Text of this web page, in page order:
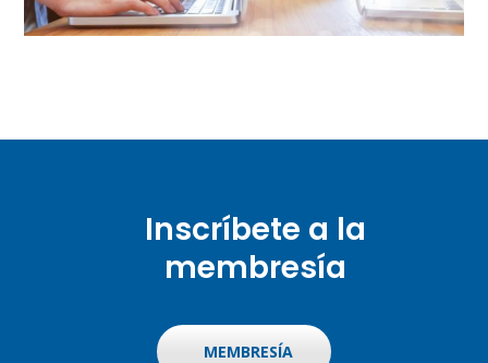
Inscríbete a la
membresía
MEMBRESÍA